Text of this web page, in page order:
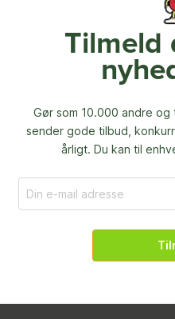
Tilmeld
Gør som 10.000 andre
sender gode tilbud,
årligt. Du kan til